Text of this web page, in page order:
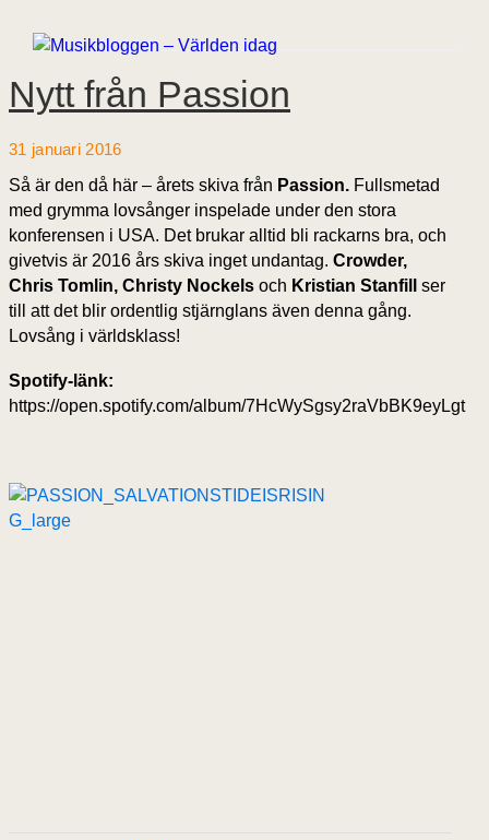
Nytt från Passion
31 januari 2016
Så är den då här – årets skiva från Passion. Fullsmetad
med grymma lovsånger inspelade under den stora
konferensen i USA. Det brukar alltid bli rackarns bra, och
givetvis är 2016 års skiva inget undantag. Crowder,
Chris Tomlin, Christy Nockels och Kristian Stanfill ser
till att det blir ordentlig stjärnglans även denna gång.
Lovsång i världsklass!
Spotify-länk:
https://open.spotify.com/album/7HcWySgsy2raVbBK9eyLgt